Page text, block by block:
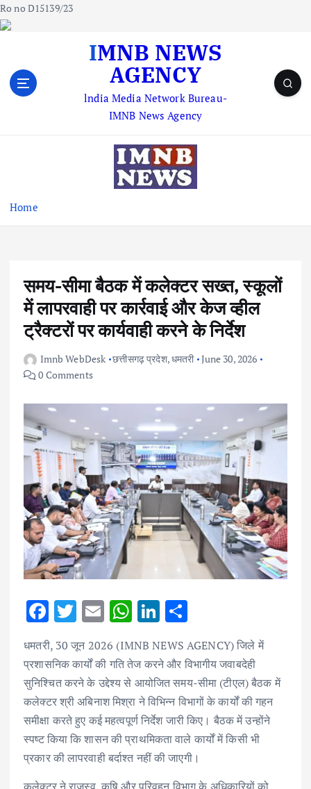
Ro no D15139/23
IMNB NEWS
AGENCY
lndia Media Network Bureau-
IMNB News Agency
Home
समय-सीमा बैठक में कलेक्टर सख्त, स्कूलों
में लापरवाही पर कार्रवाई और केज व्हील
ट्रैक्टरों पर कार्यवाही करने के निर्देश
Imnb WebDesk छत्तीसगढ़ प्रदेश,धमतरी June 30, 2026
0 Comments
F
ac
e
b
o
o
k
T
it
te
r
E
ai
l
W
at
s
A
p
p
Li
k
e
dI
n
ar
e
धमतरी, 30 जून 2026 (IMNB NEWS AGENCY) जिले में
प्रशासनिक कार्यों की गति तेज करने और विभागीय जवाबदेही
सुनिश्चित करने के उद्देश्य से आयोजित समय-सीमा (टीएल) बैठक में
कलेक्टर श्री अबिनाश मिश्रा ने विभिन्न विभागों के कार्यों की गहन
समीक्षा करते हुए कई महत्वपूर्ण निर्देश जारी किए। बैठक में उन्होंने
स्पष्ट किया कि शासन की प्राथमिकता वाले कार्यों में किसी भी
प्रकार की लापरवाही बर्दाश्त नहीं की जाएगी।